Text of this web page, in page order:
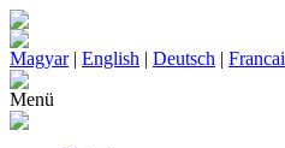
Magyar| English | Deutsch |
Menü